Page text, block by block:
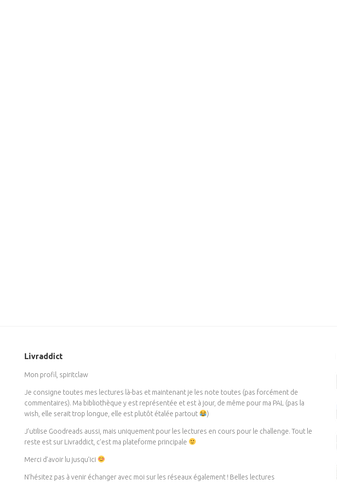
Livraddict
Mon profil, spiritclaw
Je consigne toutes mes lectures là-bas et maintenant je les note toutes (pas forcément de
commentaires). Ma bibliothèque y est représentée et est à jour, de même pour ma PAL (pas la
wish, elle serait trop longue, elle est plutôt étalée partout
)
J’utilise Goodreads aussi, mais uniquement pour les lectures en cours pour le challenge. Tout le
reste est sur Livraddict, c’est ma plateforme principale
Merci d’avoir lu jusqu’ici
N’hésitez pas à venir échanger avec moi sur les réseaux également ! Belles lectures